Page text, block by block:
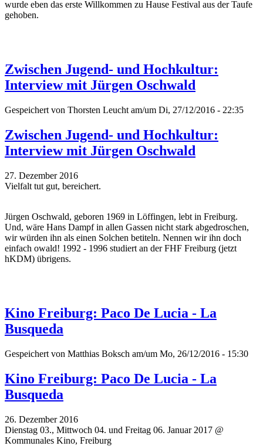
wurde eben das erste Willkommen zu Hause Festival aus der Taufe
gehoben.
Zwischen Jugend- und Hochkultur:
Interview mit Jürgen Oschwald
Gespeichert von Thorsten Leucht am/um Di, 27/12/2016 - 22:35
Zwischen Jugend- und Hochkultur:
Interview mit Jürgen Oschwald
27. Dezember 2016
Vielfalt tut gut, bereichert.
Jürgen Oschwald, geboren 1969 in Löffingen, lebt in Freiburg.
Und, wäre Hans Dampf in allen Gassen nicht stark abgedroschen,
wir würden ihn als einen Solchen betiteln. Nennen wir ihn doch
einfach owald! 1992 - 1996 studiert an der FHF Freiburg (jetzt
hKDM) übrigens.
Kino Freiburg: Paco De Lucia - La
Busqueda
Gespeichert von Matthias Boksch am/um Mo, 26/12/2016 - 15:30
Kino Freiburg: Paco De Lucia - La
Busqueda
26. Dezember 2016
Dienstag 03., Mittwoch 04. und Freitag 06. Januar 2017 @
Kommunales Kino, Freiburg